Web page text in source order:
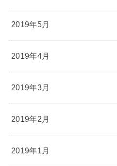
2019年5月
2019年4月
2019年3月
2019年2月
2019年1月